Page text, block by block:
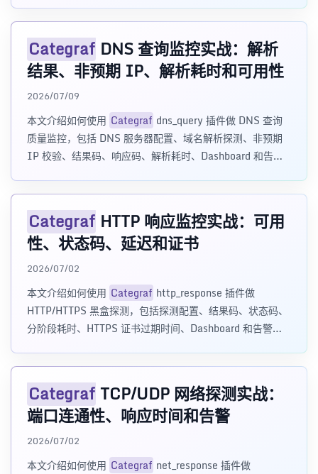
Categraf DNS 查询监控实战：解析
结果、非预期 IP、解析耗时和可用性
2026/07/09
本文介绍如何使用 Categraf dns_query 插件做 DNS 查询
质量监控，包括 DNS 服务器配置、域名解析探测、非预期
IP 校验、结果码、响应码、解析耗时、Dashboard 和告警
Categraf HTTP 响应监控实战：可用
性、状态码、延迟和证书
2026/07/02
本文介绍如何使用 Categraf http_response 插件做
HTTP/HTTPS 黑盒探测，包括探测配置、结果码、状态码、
分阶段耗时、HTTPS 证书过期时间、Dashboard 和告警建
Categraf TCP/UDP 网络探测实战：
端口连通性、响应时间和告警
2026/07/02
本文介绍如何使用 Categraf net_response 插件做